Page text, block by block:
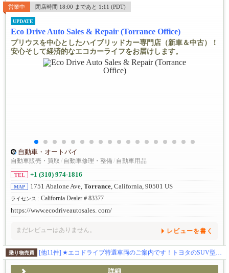
営業中 閉店時間 18:00 まであと 1:11 (PDT)
UPDATE
Eco Drive Auto Sales & Repair (Torrance Office)
プリウスを中心としたハイブリッドカー専門店（新車＆中古）！
安心そして経済的なエコカーライフをお届けします。
自動車・オートバイ
自動車販売・買取 / 自動車修理・整備/ 自動車用品
TEL +1 (310) 974-1816
MAP 1751 Abalone Ave, Torrance , California, 90501 US
ライセンス : California Dealer # 83377
https://www.ecodriveautosales. com/
まだレビューはありません。 レビューを書く
乗り物売買 [他11件] ★エコドライブ特選車両のご案内です！トヨタのSUV型電気自動車！ 車両詳細＆試乗のお申込みはトーランス店までご連絡下さい 310-974-1816 TEL / 424-377-2677 テキストです。
詳細